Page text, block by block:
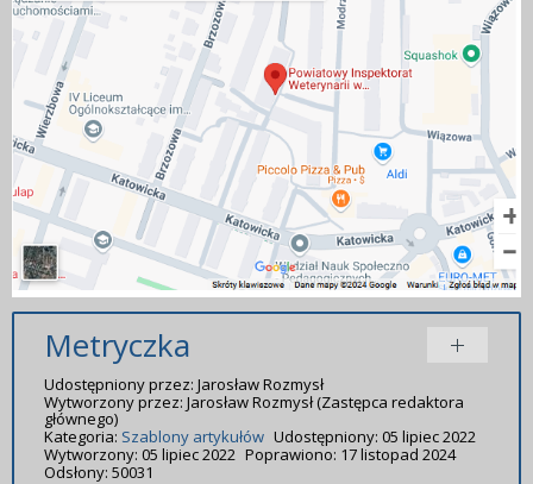
Metryczka
Udostępniony przez: Jarosław Rozmysł
Wytworzony przez: Jarosław Rozmysł(Zastępca redaktora
głównego)
Kategoria: Szablony artykułów Udostępniony: 05 lipiec 2022
Wytworzony: 05 lipiec 2022 Poprawiono: 17 listopad 2024
Odsłony: 50031